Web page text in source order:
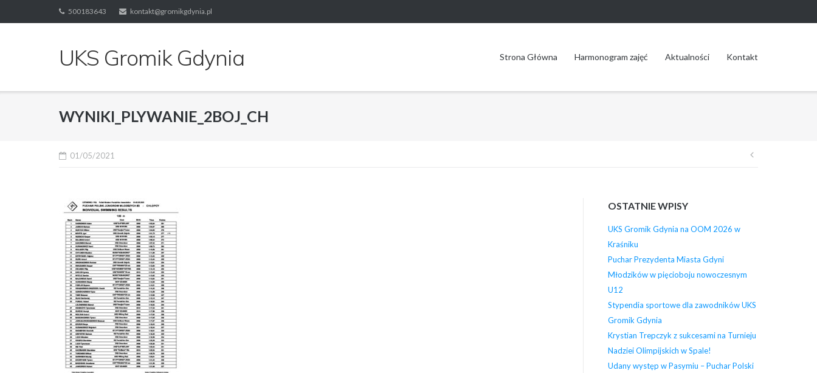
to
500183643 kontakt@gromikgdynia.pl
UKS Gromik Gdynia Strona Główna Harmonogram zajęć Aktualności Kontakt
WYNIKI_PLYWANIE_2BOJ_CH
01/05/2021
Nawigacja
OSTATNIE WPISY
UKS Gromik Gdynia na OOM 2026 w
Kraśniku
Puchar Prezydenta Miasta Gdyni
Młodzików w pięcioboju nowoczesnym
U12
Stypendia sportowe dla zawodników UKS
Gromik Gdynia
Krystian Trepczyk z sukcesami na Turnieju
Nadziei Olimpijskich w Spale!
Udany występ w Pasymiu – Puchar Polski